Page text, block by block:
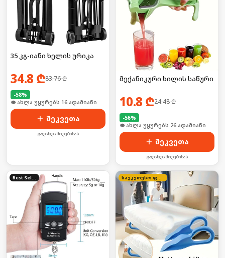
35 კგ-იანი ხელის ურიკა
34.8 ₾83.76₾
-58%
🛒 ბოლო 24სთ-ში იყიდა 21-მა
შეკვეთა
გადახდა მიღებისას
მექანიკური ხილის საწური
10.8 ₾24.48₾
-56%
🛒 ბოლო 24სთ-ში იყიდა 40-მა
შეკვეთა
გადახდა მიღებისას
Best Seller საუკეთესო ფასი